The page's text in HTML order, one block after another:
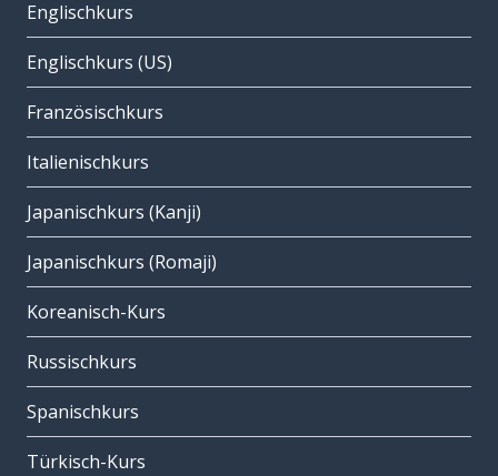
Englischkurs
Englischkurs (US)
Französischkurs
Italienischkurs
Japanischkurs (Kanji)
Japanischkurs (Romaji)
Koreanisch-Kurs
Russischkurs
Spanischkurs
Türkisch-Kurs